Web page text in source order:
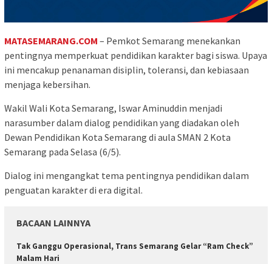
MATASEMARANG.COM – Pemkot Semarang menekankan
pentingnya memperkuat pendidikan karakter bagi siswa. Upaya
ini mencakup penanaman disiplin, toleransi, dan kebiasaan
menjaga kebersihan.
Wakil Wali Kota Semarang, Iswar Aminuddin menjadi
narasumber dalam dialog pendidikan yang diadakan oleh
Dewan Pendidikan Kota Semarang di aula SMAN 2 Kota
Semarang pada Selasa (6/5).
Dialog ini mengangkat tema pentingnya pendidikan dalam
penguatan karakter di era digital.
BACAAN LAINNYA
Tak Ganggu Operasional, Trans Semarang Gelar “Ram Check”
Malam Hari